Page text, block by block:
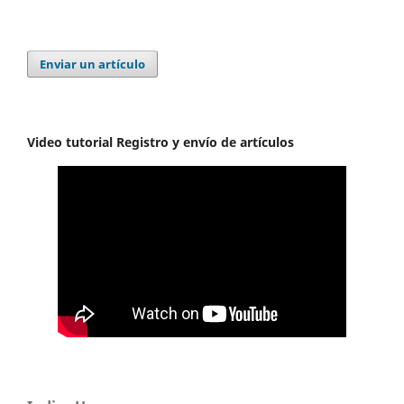
Enviar un artículo
Video tutorial Registro y envío de artículos